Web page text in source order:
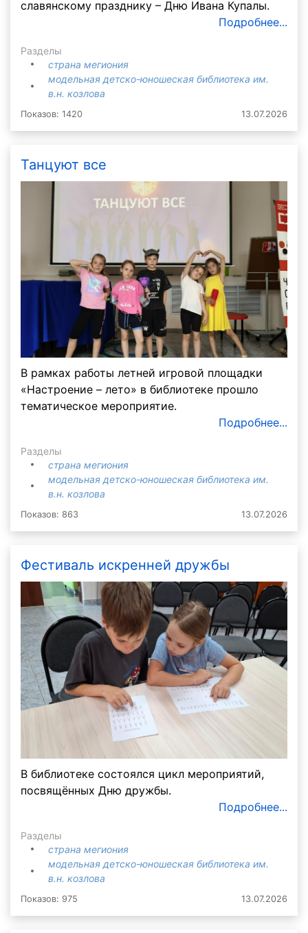
славянскому празднику – Дню Ивана Купалы.
Подробнее...
Разделы
страна мегиония
модельная детско-юношеская библиотека им.
в.н. козлова
Показов: 1420 13.07.2026
Танцуют все
В рамках работы летней игровой площадки
«Настроение – лето» в библиотеке прошло
тематическое мероприятие.
Подробнее...
Разделы
страна мегиония
модельная детско-юношеская библиотека им.
в.н. козлова
Показов: 863 13.07.2026
Фестиваль искренней дружбы
В библиотеке состоялся цикл мероприятий,
посвящённых Дню дружбы.
Подробнее...
Разделы
страна мегиония
модельная детско-юношеская библиотека им.
в.н. козлова
Показов: 975 13.07.2026